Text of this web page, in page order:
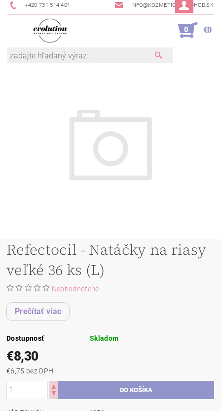
+420 731 514 401 INFO@KOZMETICKYOBCHOD.SK
0 €0
Refectocil - Natáčky na riasy
veľké 36 ks (L)
Neohodnotené
Prečítať viac
Dostupnosť Skladom
€8,30
€6,75 bez DPH